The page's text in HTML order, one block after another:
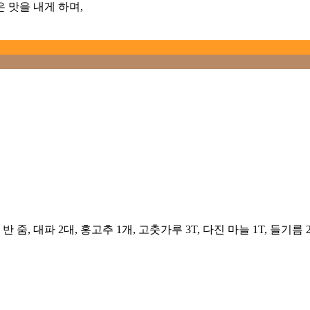
맛을 내게 하며,
줌, 대파 2대, 홍고추 1개, 고춧가루 3T, 다진 마늘 1T, 들기름